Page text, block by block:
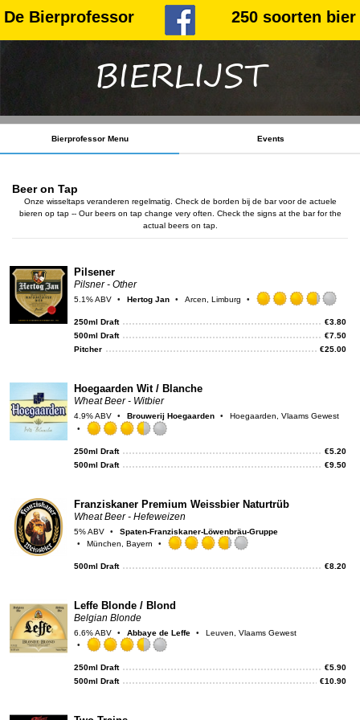
De Bierprofessor 250 soorten bier
BIERLIJST
Bierprofessor Menu Events
Beer on Tap
Onze wisseltaps veranderen regelmatig. Check de borden bij de bar voor de actuele
bieren op tap -- Our beers on tap change very often. Check the signs at the bar for the
actual beers on tap.
Pilsener
Pilsner - Other
5.1% ABV Hertog Jan
Arcen, Limburg
3.75
out
250ml Draft €3.80
500ml Draft
€7.50
Pitcher
€25.00
Hoegaarden Wit / Blanche
Wheat Beer - Witbier
4.9% ABV Brouwerij Hoegaarden Hoegaarden, Vlaams Gewest
Untappd
250ml Draft €5.20
500ml Draft
€9.50
Franziskaner Premium Weissbier Naturtrüb
Wheat Beer - Hefeweizen
5% ABV
Spaten-Franziskaner-Löwenbräu-Gruppe
München, Bayern
500ml Draft €8.20
Leffe Blonde / Blond
Belgian Blonde
6.6% ABV Abbaye de Leffe Leuven, Vlaams Gewest
250ml Draft €5.90
500ml Draft
€10.90